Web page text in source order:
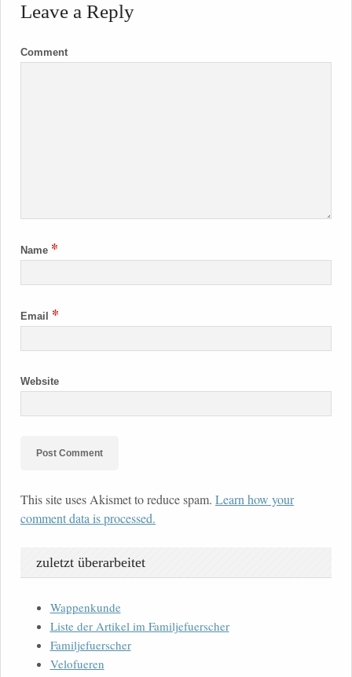
Leave a Reply
Comment
Name *
Email *
Website
This site uses Akismet to reduce spam. Learn how your
comment data is processed.
zuletzt überarbeitet
Wappenkunde
Liste der Artikel im Familjefuerscher
Familjefuerscher
Velofueren